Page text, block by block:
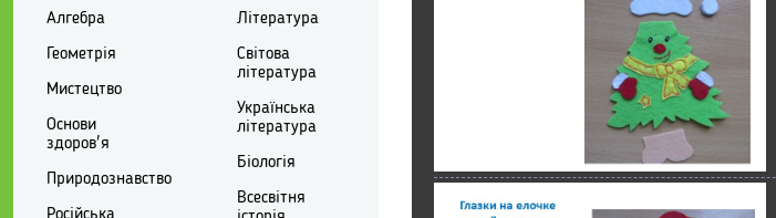
Алгебра
Геометрія
Мистецтво
Основи
здоров'я
Природознавство
Література
Світова
література
Українська
література
Біологія
Всесвітня